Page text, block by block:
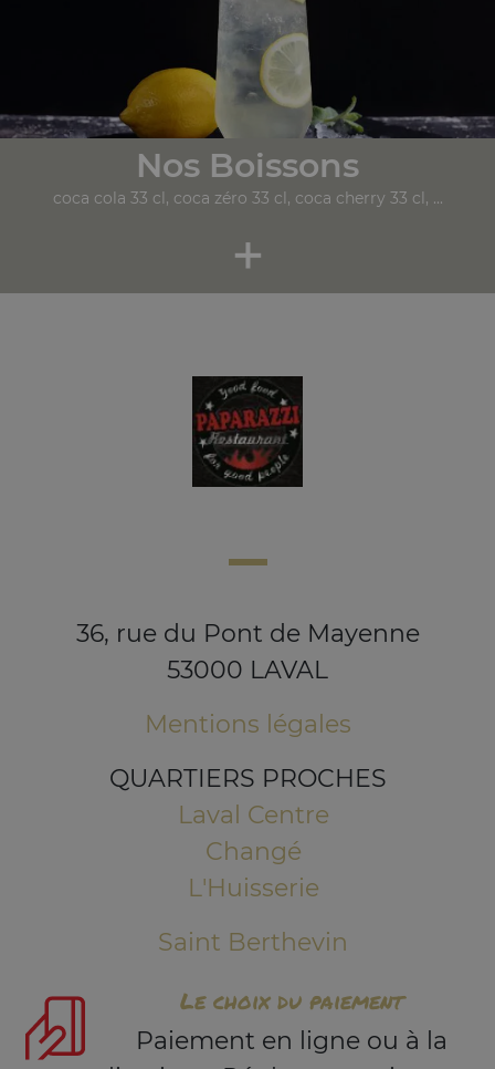
Nos Boissons
coca cola 33 cl, coca zéro 33 cl, coca cherry 33 cl, ...
+
36, rue du Pont de Mayenne
53000 LAVAL
Mentions légales
QUARTIERS PROCHES
Laval Centre
Changé
L'Huisserie
Saint Berthevin
Le choix du paiement
Paiement en ligne ou à la